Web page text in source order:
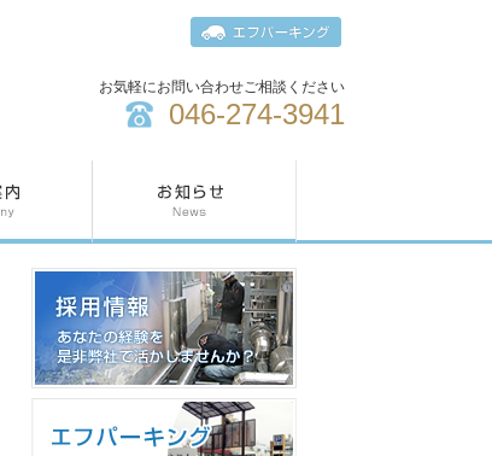
お気軽にお問い合わせご相談ください
046-274-3941